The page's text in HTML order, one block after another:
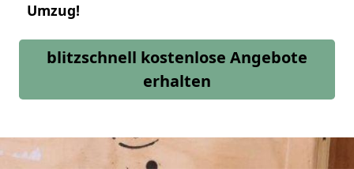
Umzug!
blitzschnell kostenlose Angebote
erhalten